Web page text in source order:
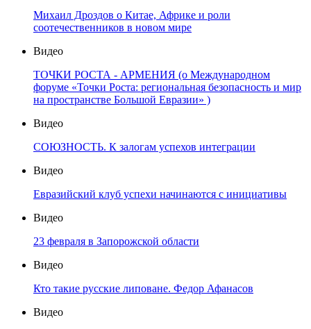
Михаил Дроздов о Китае, Африке и роли
соотечественников в новом мире
Видео
ТОЧКИ РОСТА - АРМЕНИЯ (о Международном
форуме «Точки Роста: региональная безопасность и мир
на пространстве Большой Евразии» )
Видео
СОЮЗНОСТЬ. К залогам успехов интеграции
Видео
Евразийский клуб успехи начинаются с инициативы
Видео
23 февраля в Запорожской области
Видео
Кто такие русские липоване. Федор Афанасов
Видео